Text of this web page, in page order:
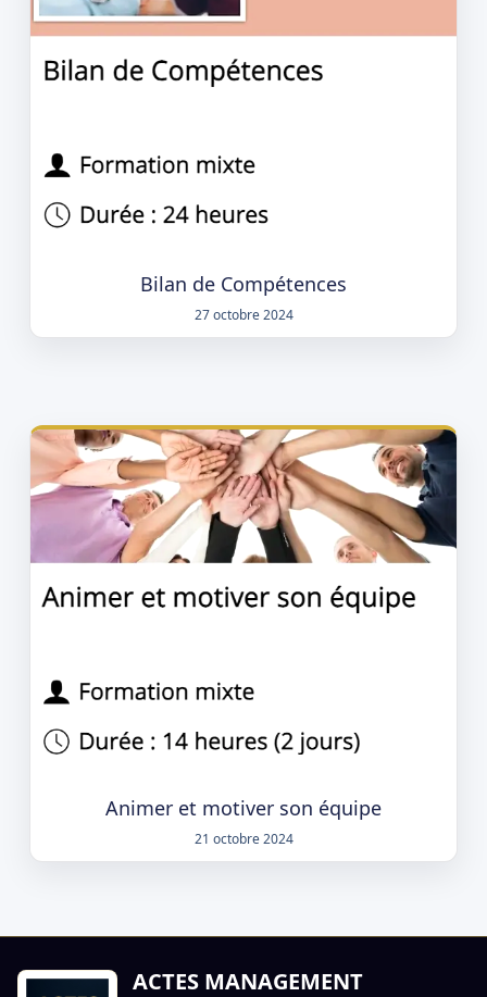
Bilan de Compétences
27 octobre 2024
Animer et motiver son équipe
21 octobre 2024
ACTES MANAGEMENT